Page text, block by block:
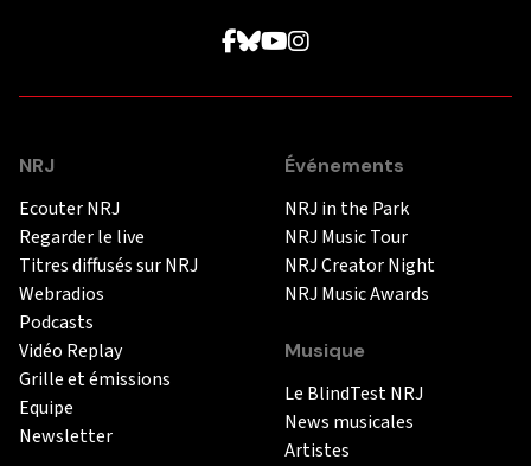
NRJ
Ecouter NRJ
Regarder le live
Titres diffusés sur NRJ
Webradios
Podcasts
Vidéo Replay
Grille et émissions
Equipe
Newsletter
Événements
NRJ in the Park
NRJ Music Tour
NRJ Creator Night
NRJ Music Awards
Musique
Le BlindTest NRJ
News musicales
Artistes